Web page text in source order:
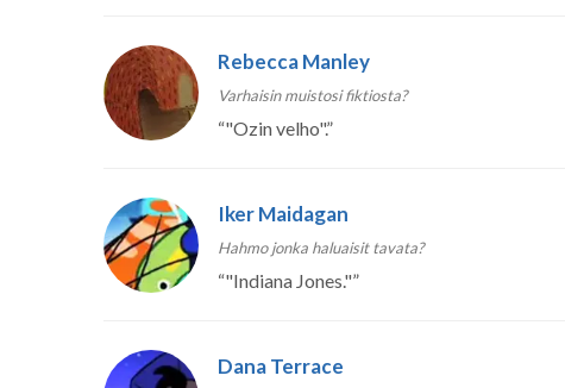
Rebecca Manley
Varhaisin muistosi fiktiosta?
“"Ozin velho".”
Iker Maidagan
Hahmo jonka haluaisit tavata?
“"Indiana Jones."”
Dana Terrace